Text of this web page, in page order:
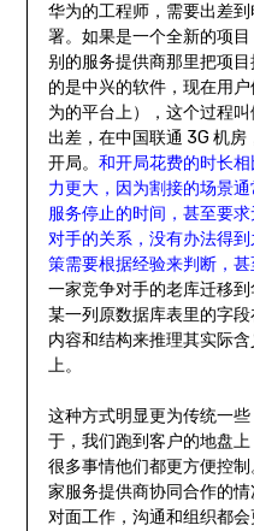
华为的工程师，需要出差
署。如果是一个全新的项
别的服务提供商那里把项
的是中兴的软件，现在用
为的平台上），这个过程
出差，在中国联通 3G 机
开局。 和开局花费的时长
力更大，因为割接的场景
服务停止的时间，甚至要
对手的关系，没有办法得
策需要根据经验来判断，甚
一家竞争对手的老库迁移
某一列原数据库表里的字
内容和结构来推理其实际
上。
这种方式明显更为传统一
于，我们跑到客户的地盘
很多事情他们都更方便控
家服务提供商协同合作的
对面工作，沟通和组织都